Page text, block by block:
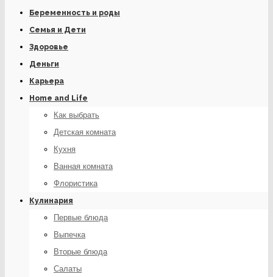
Беременность и роды
Семья и Дети
Здоровье
Деньги
Карьера
Home and Life
Как выбрать
Детская комната
Кухня
Ванная комната
Флористика
Кулинария
Первые блюда
Выпечка
Вторые блюда
Салаты